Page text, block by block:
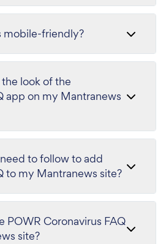
mobile-friendly?
look of the
app on my Mantranews
to follow to add
to my Mantranews site?
POWR Coronavirus FAQ
site?